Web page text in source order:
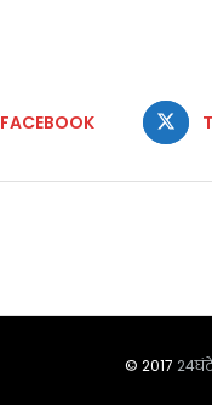
FACEBOOK
© 2017